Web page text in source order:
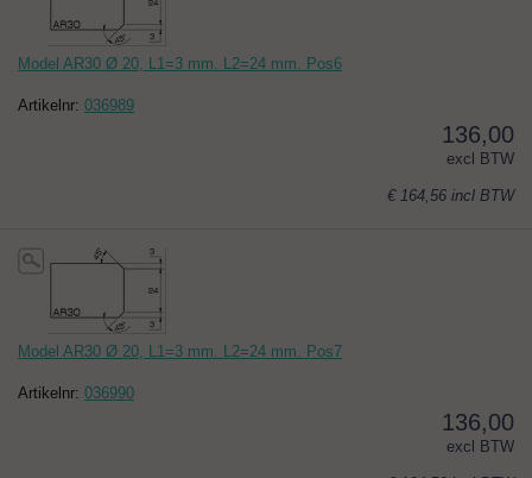
Model AR30 Ø 20, L1=3 mm. L2=24 mm. Pos6
Artikelnr: 036989
136,00
excl BTW
€ 164,56 incl BTW
Model AR30 Ø 20, L1=3 mm. L2=24 mm. Pos7
Artikelnr: 036990
136,00
excl BTW